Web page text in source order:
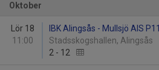
Oktober
Lör 18
11:00
IBK Alingsås - Mullsjö AIS P11
Stadsskogshallen, Alingsås
2 - 12